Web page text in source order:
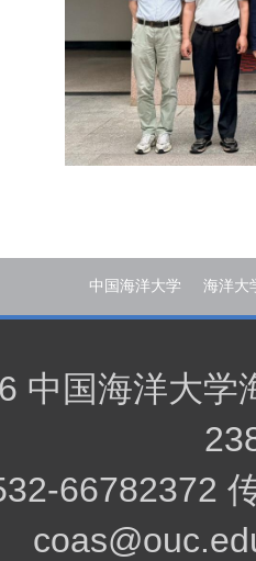
中国海洋大学 海洋大
中国海洋大学
66782372